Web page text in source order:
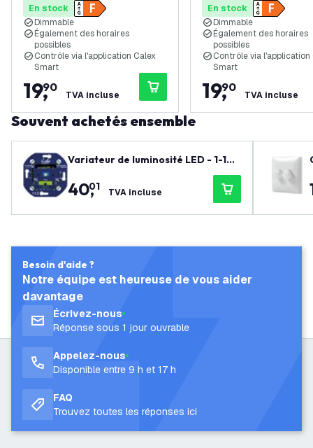
En stock
Dimmable
Également des horaires
possibles
Contrôle via l'application Calex
Smart
19,
90
TVA incluse
En stock
Dimmable
Également des horaires
possibles
Contrôle via l'application
Smart
19,
90
TVA incluse
Souvent achetés ensemble
Variateur de luminosité LED - 1-10
40,
01 TVA incluse
Besoin d'aide ?
Notre équipe est heureuse de vous aider
davantage
Écrivez-nous
Réponse sous 1 jour ouvrable
Appelez-nous
Disponible entre 9 h et 17 h
FAQ
Trouvez toutes les réponses ici